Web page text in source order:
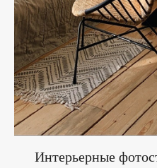
Интерьерные